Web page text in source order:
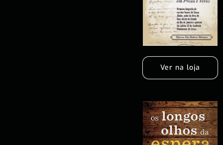
Ver na loja